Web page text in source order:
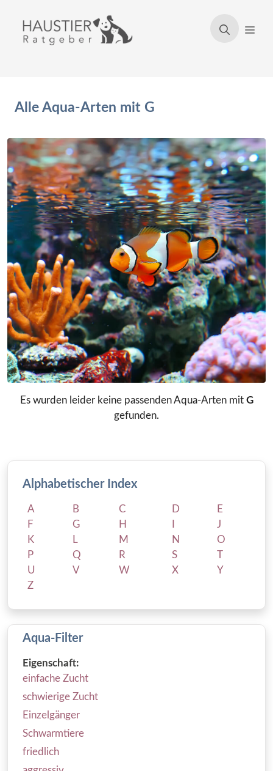
Inhalt
springen
Alle Aqua-Arten mit G
Es wurden leider keine passenden Aqua-Arten mit G
gefunden.
Alphabetischer Index
A B C D
E
F
G H
J
K
L M N
O
P
Q R S
T
U
V W X
Y
Z
Aqua-Filter
Eigenschaft:
einfache Zucht
schwierige Zucht
Einzelgänger
Schwarmtiere
friedlich